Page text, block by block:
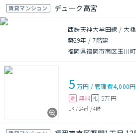
賃貸マンション デューク高宮
西鉄天神大牟田線 / 大
築29年 /7階建
福岡県福岡市南区玉川
5 万円 /管理費4,000円
敷 無料 礼 5万円
1K / 24㎡ /4階